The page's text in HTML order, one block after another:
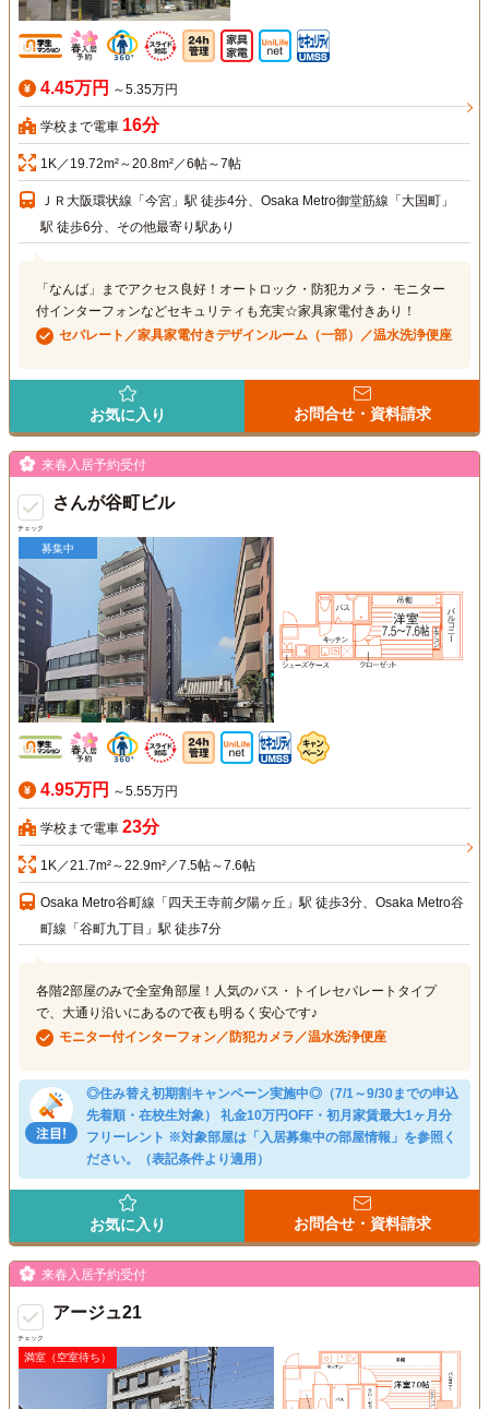
4.45万円 ～5.35万円
学校まで電車 16分
1K／19.72m²～20.8m²／6帖～7帖
ＪＲ大阪環状線「今宮」駅 徒歩4分、Osaka Metro御堂筋線「大国町」
駅 徒歩6分、その他最寄り駅あり
「なんば」までアクセス良好！オートロック・防犯カメラ・ モニター
付インターフォンなどセキュリティも充実☆家具家電付きあり！
セパレート／家具家電付きデザインルーム（一部）／温水洗浄便座
お気に入り お問合せ・資料請求
チェック
来春入居予約受付
さんが谷町ビル
募集中
4.95万円 ～5.55万円
学校まで電車 23分
1K／21.7m²～22.9m²／7.5帖～7.6帖
Osaka Metro谷町線「四天王寺前夕陽ヶ丘」駅 徒歩3分、Osaka Metro谷
町線「谷町九丁目」駅 徒歩7分
各階2部屋のみで全室角部屋！人気のバス・トイレセパレートタイプ
で、大通り沿いにあるので夜も明るく安心です♪
モニター付インターフォン／防犯カメラ／温水洗浄便座
◎住み替え初期割キャンペーン実施中◎（7/1～9/30までの申込
先着順・在校生対象） 礼金10万円OFF・初月家賃最大1ヶ月分
フリーレント ※対象部屋は「入居募集中の部屋情報」を参照く
ださい。（表記条件より適用）
お気に入り お問合せ・資料請求
チェック
来春入居予約受付
アージュ21
満室（空室待ち）